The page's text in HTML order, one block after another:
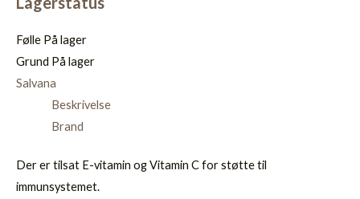
Følle På lager
Grund På lager
Salvana
Beskrivelse
Brand
Der er tilsat E-vitamin og Vitamin C for støtte til
immunsystemet.